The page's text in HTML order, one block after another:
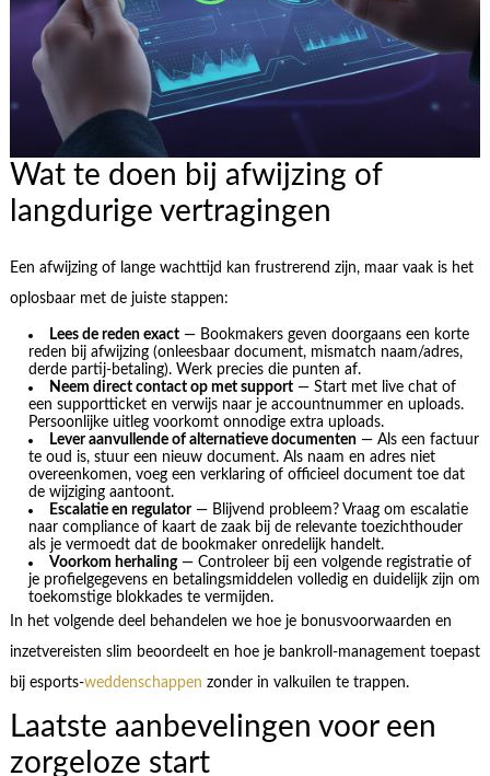
Wat te doen bij afwijzing of
langdurige vertragingen
Een afwijzing of lange wachttijd kan frustrerend zijn, maar vaak is het
oplosbaar met de juiste stappen:
Lees de reden exact — Bookmakers geven doorgaans een korte
reden bij afwijzing (onleesbaar document, mismatch naam/adres,
derde partij-betaling). Werk precies die punten af.
Neem direct contact op met support — Start met live chat of
een supportticket en verwijs naar je accountnummer en uploads.
Persoonlijke uitleg voorkomt onnodige extra uploads.
Lever aanvullende of alternatieve documenten — Als een factuur
te oud is, stuur een nieuw document. Als naam en adres niet
overeenkomen, voeg een verklaring of officieel document toe dat
de wijziging aantoont.
Escalatie en regulator— Blijvend probleem? Vraag om escalatie
naar compliance of kaart de zaak bij de relevante toezichthouder
als je vermoedt dat de bookmaker onredelijk handelt.
Voorkom herhaling— Controleer bij een volgende registratie of
je profielgegevens en betalingsmiddelen volledig en duidelijk zijn om
toekomstige blokkades te vermijden.
In het volgende deel behandelen we hoe je bonusvoorwaarden en
inzetvereisten slim beoordeelt en hoe je bankroll-management toepast
bij esports-weddenschappen zonder in valkuilen te trappen.
Laatste aanbevelingen voor een
zorgeloze start